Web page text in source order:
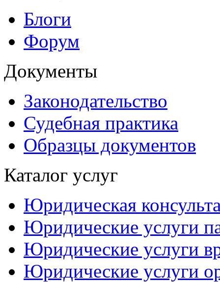
Блоги
Форум
Документы
Законодательство
Судебная практика
Образцы документов
Каталог услуг
Юридическая
Юридические услуги
Юридические услуги
Юридические услуги